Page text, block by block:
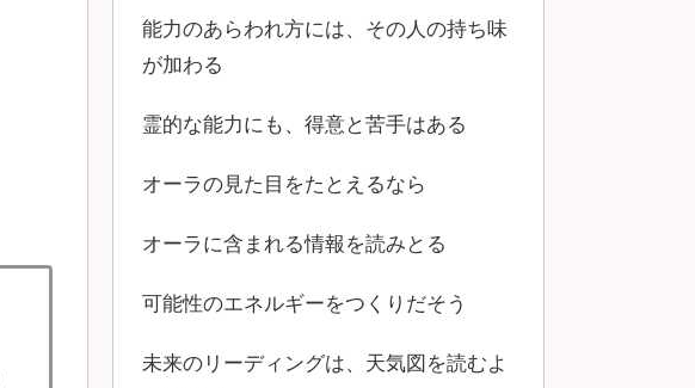
能力のあらわれ方には、その人の持ち味
が加わる
霊的な能力にも、得意と苦手はある
オーラの見た目をたとえるなら
オーラに含まれる情報を読みとる
可能性のエネルギーをつくりだそう
未来のリーディングは、天気図を読むよ